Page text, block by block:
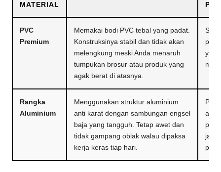
MATERIAL
PVC
Premium
Memakai bodi PVC tebal yang padat.
Konstruksinya stabil dan tidak akan
melengkung meski Anda menaruh
tumpukan brosur atau produk yang
agak berat di atasnya.
Rangka
Aluminium
Menggunakan struktur aluminium
anti karat dengan sambungan engsel
baja yang tangguh. Tetap awet dan
tidak gampang oblak walau dipaksa
kerja keras tiap hari.